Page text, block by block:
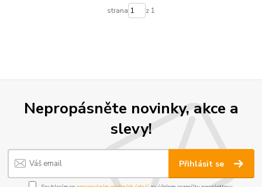
strana z 1
Nepropásněte novinky, akce a
slevy!
Přihlásit se